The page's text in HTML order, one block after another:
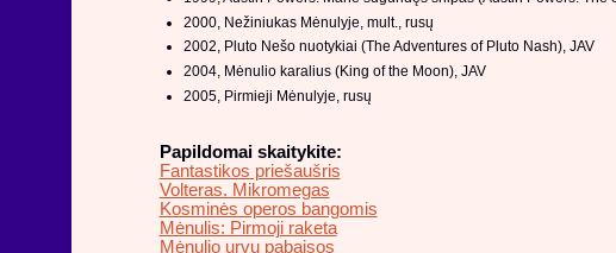
2000, Nežiniukas Mėnulyje, mult., rusų
2002, Pluto Nešo nuotykiai (The Adventures of Pluto Nash), JAV
2004, Mėnulio karalius (King of the Moon), JAV
2005, Pirmieji Mėnulyje, rusų
Papildomai skaitykite:
Fantastikos priešaušris
Volteras. Mikromegas
Kosminės operos bangomis
Mėnulis: Pirmoji raketa
Mėnulio urvų pabaisos